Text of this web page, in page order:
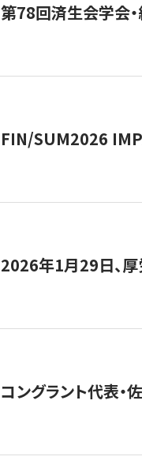
第78回済生会学会・
FIN/SUM2026
2026年1月29日、厚
コングラント代表・